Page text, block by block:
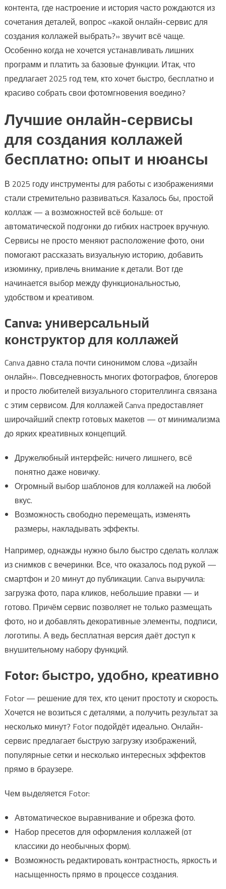
контента, где настроение и история часто рождаются из
сочетания деталей, вопрос «какой онлайн-сервис для
создания коллажей выбрать?» звучит всё чаще.
Особенно когда не хочется устанавливать лишних
программ и платить за базовые функции. Итак, что
предлагает 2025 год тем, кто хочет быстро, бесплатно и
красиво собрать свои фотомгновения воедино?
Лучшие онлайн-сервисы
для создания коллажей
бесплатно: опыт и нюансы
В 2025 году инструменты для работы с изображениями
стали стремительно развиваться. Казалось бы, простой
коллаж — а возможностей всё больше: от
автоматической подгонки до гибких настроек вручную.
Сервисы не просто меняют расположение фото, они
помогают рассказать визуальную историю, добавить
изюминку, привлечь внимание к детали. Вот где
начинается выбор между функциональностью,
удобством и креативом.
Canva: универсальный
конструктор для коллажей
Canva давно стала почти синонимом слова «дизайн
онлайн». Повседневность многих фотографов, блогеров
и просто любителей визуального сторителлинга связана
с этим сервисом. Для коллажей Canva предоставляет
широчайший спектр готовых макетов — от минимализма
до ярких креативных концепций.
Дружелюбный интерфейс: ничего лишнего, всё
понятно даже новичку.
Огромный выбор шаблонов для коллажей на любой
вкус.
Возможность свободно перемещать, изменять
размеры, накладывать эффекты.
Например, однажды нужно было быстро сделать коллаж
из снимков с вечеринки. Все, что оказалось под рукой —
смартфон и 20 минут до публикации. Canva выручила:
загрузка фото, пара кликов, небольшие правки — и
готово. Причём сервис позволяет не только размещать
фото, но и добавлять декоративные элементы, подписи,
логотипы. А ведь бесплатная версия даёт доступ к
внушительному набору функций.
Fotor: быстро, удобно, креативно
Fotor — решение для тех, кто ценит простоту и скорость.
Хочется не возиться с деталями, а получить результат за
несколько минут? Fotor подойдёт идеально. Онлайн-
сервис предлагает быструю загрузку изображений,
популярные сетки и несколько интересных эффектов
прямо в браузере.
Чем выделяется Fotor:
Автоматическое выравнивание и обрезка фото.
Набор пресетов для оформления коллажей (от
классики до необычных форм).
Возможность редактировать контрастность, яркость и
насыщенность прямо в процессе создания.